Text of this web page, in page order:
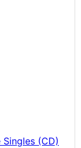
(CD)